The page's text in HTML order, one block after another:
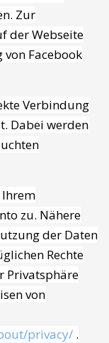
Zur
der Webseite
Facebook
Verbindung
Dabei werden
zu. Nähere
der Daten
Rechte
Privatsphäre
von
privacy/ .